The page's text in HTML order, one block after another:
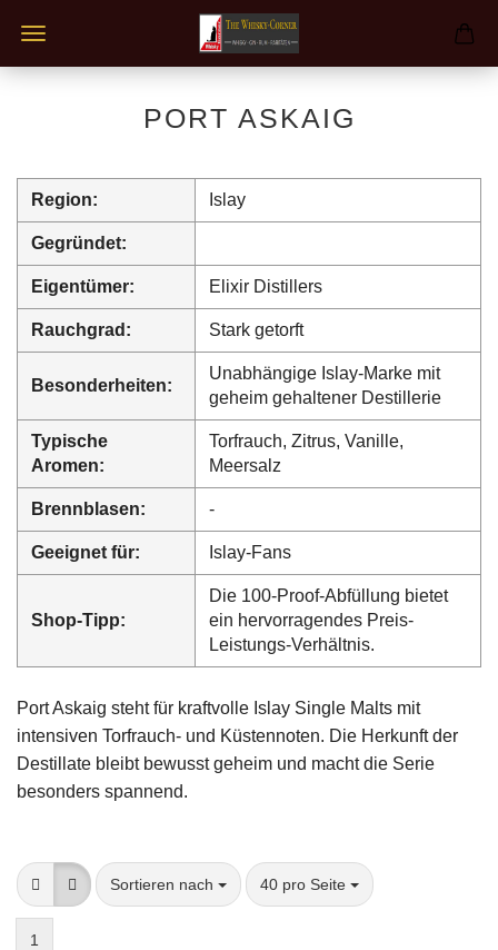
PORT ASKAIG
Region: Islay
Gegründet:
Eigentümer: Elixir Distillers
Rauchgrad: Stark getorft
Besonderheiten:
Unabhängige Islay-Marke mit
geheim gehaltener Destillerie
Typische
Aromen:
Torfrauch, Zitrus, Vanille,
Meersalz
Brennblasen: -
Geeignet für: Islay-Fans
Shop-Tipp:
Die 100-Proof-Abfüllung bietet
ein hervorragendes Preis-
Leistungs-Verhältnis.
Port Askaig steht für kraftvolle Islay Single Malts mit
intensiven Torfrauch- und Küstennoten. Die Herkunft der
Destillate bleibt bewusst geheim und macht die Serie
besonders spannend.
Sortieren nach
Sortieren nach 40 pro Seite
pro Seite
1